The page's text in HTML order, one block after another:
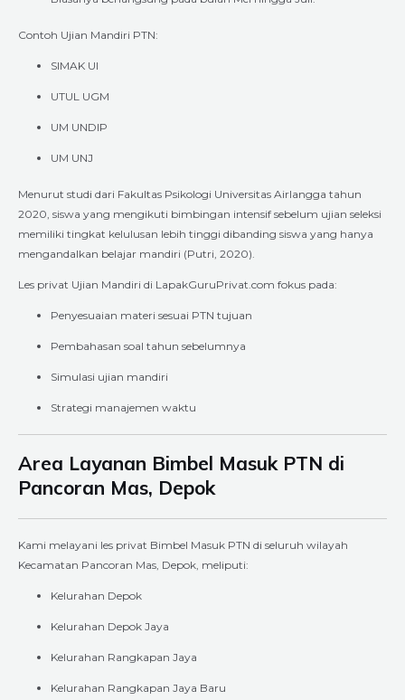
Contoh Ujian Mandiri PTN:
SIMAK UI
UTUL UGM
UM UNDIP
UM UNJ
Menurut studi dari Fakultas Psikologi Universitas Airlangga tahun
2020, siswa yang mengikuti bimbingan intensif sebelum ujian seleksi
memiliki tingkat kelulusan lebih tinggi dibanding siswa yang hanya
mengandalkan belajar mandiri (Putri, 2020).
Les privat Ujian Mandiri di LapakGuruPrivat.com fokus pada:
Penyesuaian materi sesuai PTN tujuan
Pembahasan soal tahun sebelumnya
Simulasi ujian mandiri
Strategi manajemen waktu
Area Layanan Bimbel Masuk PTN di
Pancoran Mas, Depok
Kami melayani les privat Bimbel Masuk PTN di seluruh wilayah
Kecamatan Pancoran Mas, Depok, meliputi:
Kelurahan Depok
Kelurahan Depok Jaya
Kelurahan Rangkapan Jaya
Kelurahan Rangkapan Jaya Baru